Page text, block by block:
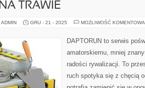
TRAWIE
GRU - 21 - 2025 MOŻLIWOŚĆ
DAPTORUN to serwis
amatorskiemu, mniej
radości rywalizacji. To
ruch spotyka się z chęcią